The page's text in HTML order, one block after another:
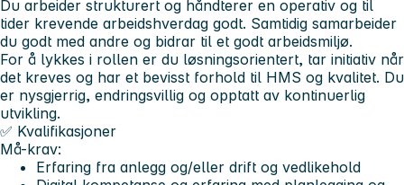
Du arbeider strukturert og håndterer en operativ og til
tider krevende arbeidshverdag godt. Samtidig samarbeider
du godt med andre og bidrar til et godt arbeidsmiljø.
For å lykkes i rollen er du løsningsorientert, tar initiativ når
det kreves og har et bevisst forhold til HMS og kvalitet. Du
er nysgjerrig, endringsvillig og opptatt av kontinuerlig
utvikling.
✅ Kvalifikasjoner
Må-krav:
Erfaring fra anlegg og/eller drift og vedlikehold